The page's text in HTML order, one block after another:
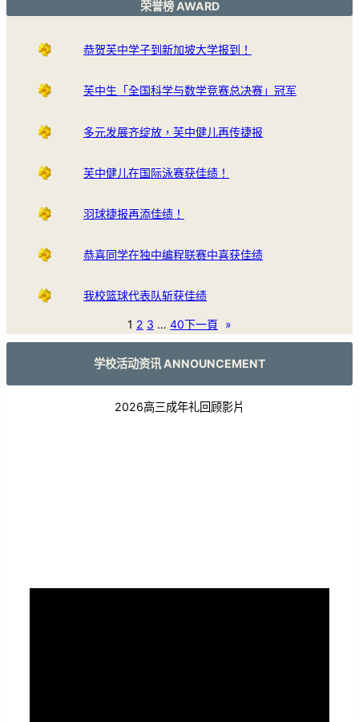
荣誉榜 AWARD
恭贺芙中学子到新加坡大学报到！
芙中生「全国科学与数学竞赛总决赛」冠军
多元发展齐绽放，芙中健儿再传捷报
芙中健儿在国际泳赛获佳绩！
羽球捷报再添佳绩！
恭喜同学在独中编程联赛中喜获佳绩
我校篮球代表队斩获佳绩
1 2 3 … 40下一頁 »
学校活动资讯 ANNOUNCEMENT
2026高三成年礼回顾影片